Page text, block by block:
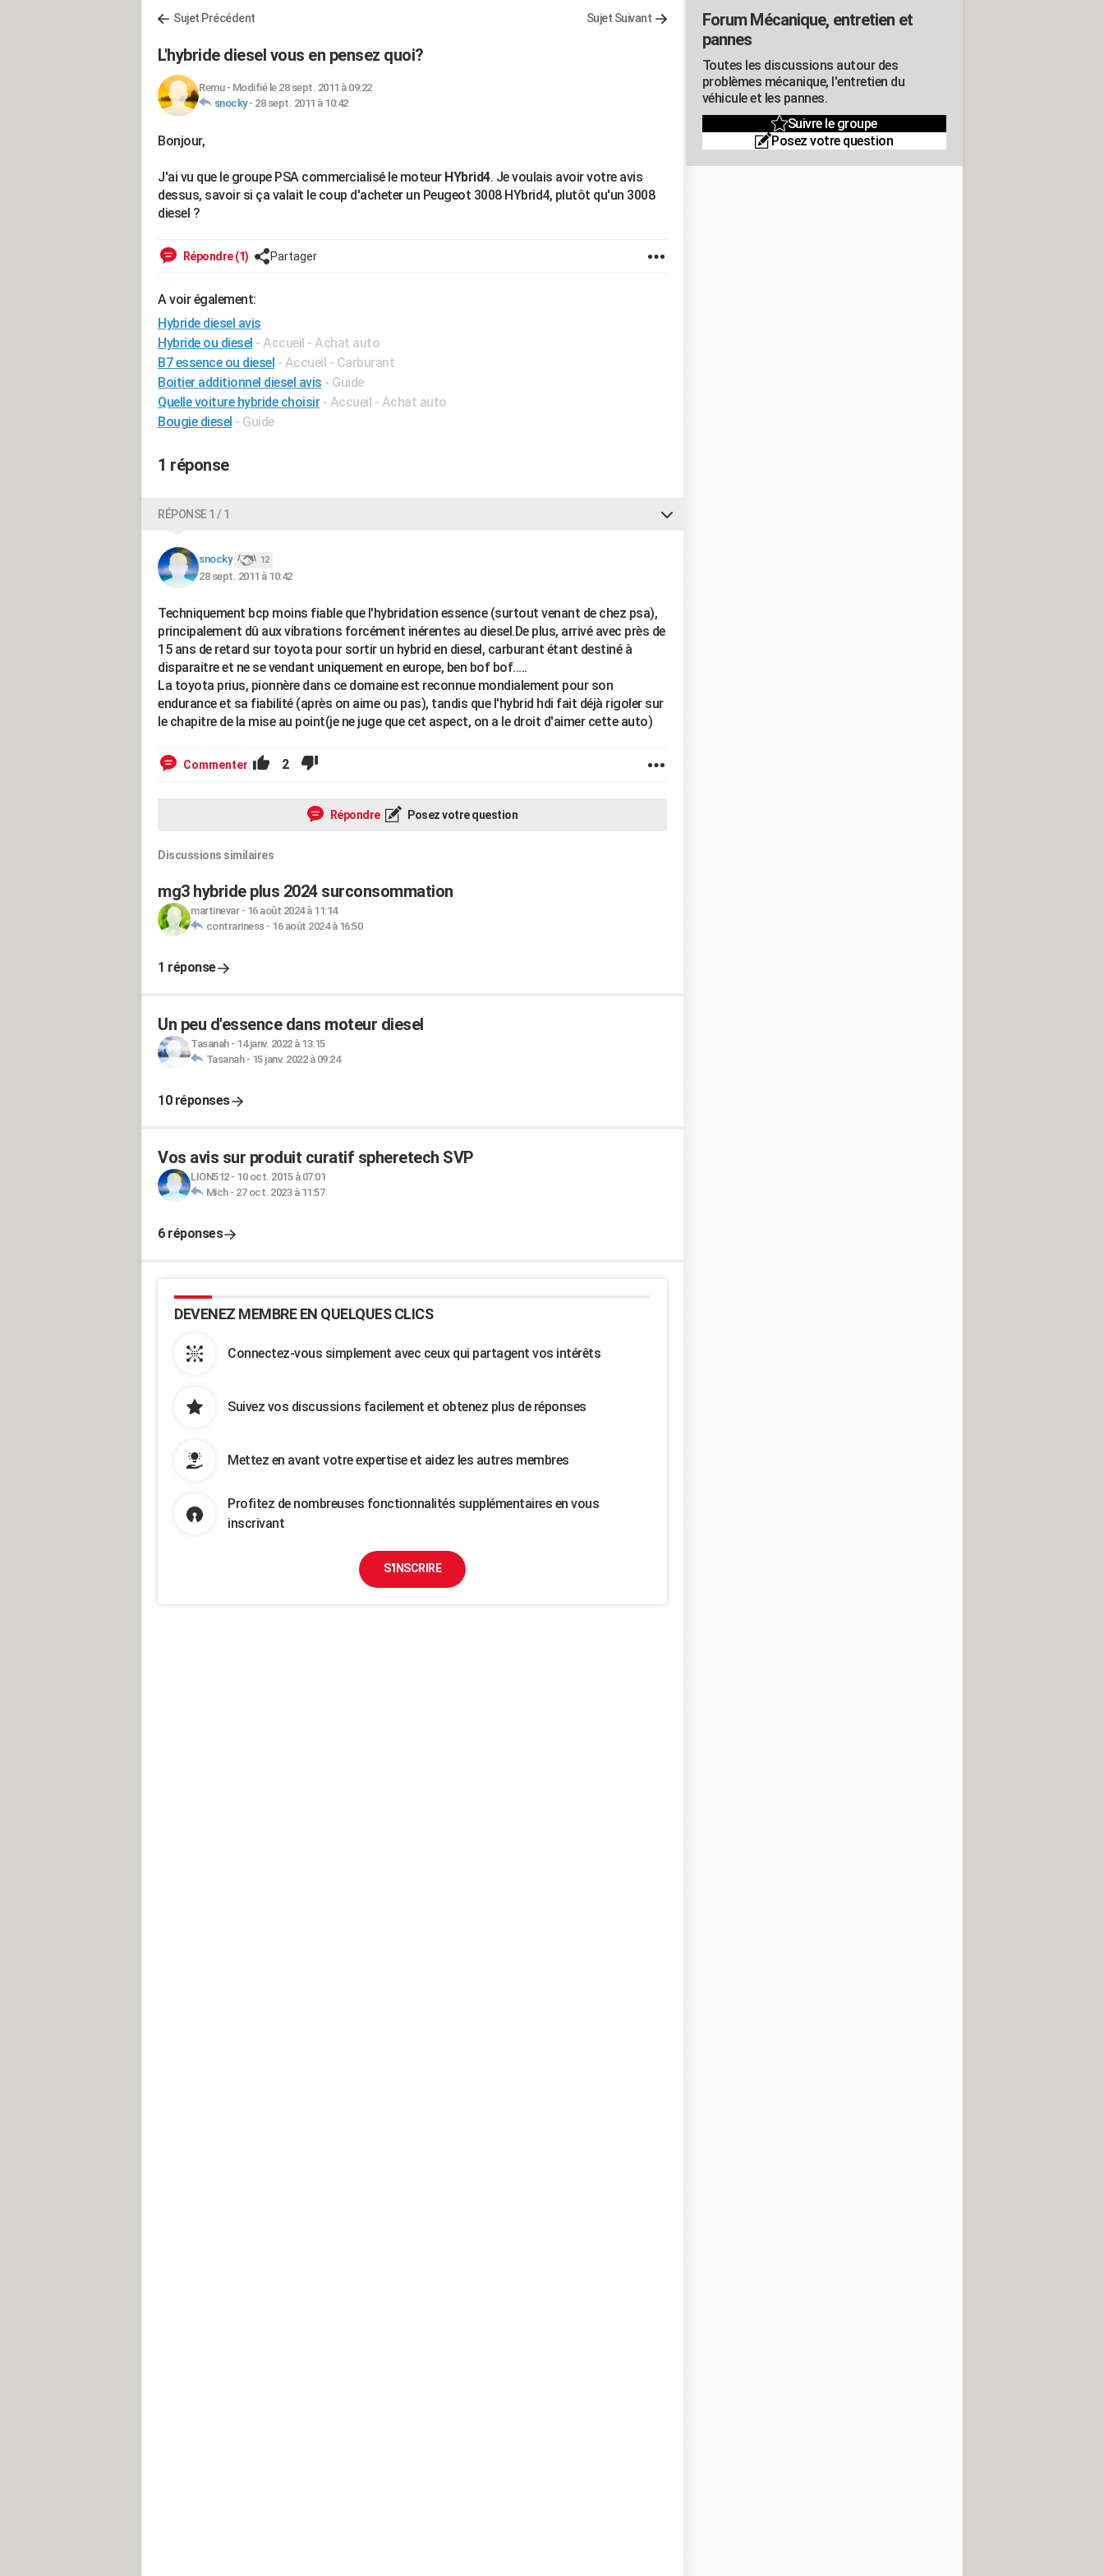
Sujet Précédent Sujet Suivant
L'hybride diesel vous en pensez quoi?
Remu- Modifié le 28 sept. 2011 à 09:22
snocky- 28 sept. 2011 à 10:42
Bonjour,
J'ai vu que le groupe PSA commercialisé le moteur HYbrid4. Je voulais avoir votre avis
dessus, savoir si ça valait le coup d'acheter un Peugeot 3008 HYbrid4, plutôt qu'un 3008
diesel ?
Répondre (1) Partager
A voir également:
Hybride diesel avis
Hybride ou diesel - Accueil - Achat auto
B7 essence ou diesel - Accueil - Carburant
Boitier additionnel diesel avis - Guide
Quelle voiture hybride choisir - Accueil - Achat auto
Bougie diesel - Guide
1 réponse
RÉPONSE 1 / 1
snocky 12
28 sept. 2011 à 10:42
Techniquement bcp moins fiable que l'hybridation essence (surtout venant de chez psa),
principalement dû aux vibrations forcément inérentes au diesel.De plus, arrivé avec près de
15 ans de retard sur toyota pour sortir un hybrid en diesel, carburant étant destiné à
disparaitre et ne se vendant uniquement en europe, ben bof bof.....
La toyota prius, pionnère dans ce domaine est reconnue mondialement pour son
endurance et sa fiabilité (après on aime ou pas), tandis que l'hybrid hdi fait déjà rigoler sur
le chapitre de la mise au point(je ne juge que cet aspect, on a le droit d'aimer cette auto)
Commenter 2
Répondre Posez votre question
Discussions similaires
mg3 hybride plus 2024 surconsommation
martinevar- 16 août 2024 à 11:14
contrariness- 16 août 2024 à 16:50
1 réponse
Un peu d'essence dans moteur diesel
Tasanah- 14 janv. 2022 à 13:15
Tasanah- 15 janv. 2022 à 09:24
10 réponses
Vos avis sur produit curatif spheretech SVP
LION512- 10 oct. 2015 à 07:01
Mich- 27 oct. 2023 à 11:57
6 réponses
DEVENEZ MEMBRE EN QUELQUES CLICS
Connectez-vous simplement avec ceux qui partagent vos intérêts
Suivez vos discussions facilement et obtenez plus de réponses
Mettez en avant votre expertise et aidez les autres membres
Profitez de nombreuses fonctionnalités supplémentaires en vous
inscrivant
S'INSCRIRE
Forum Mécanique, entretien et
pannes
Toutes les discussions autour des
problèmes mécanique, l'entretien du
véhicule et les pannes.
Suivre le groupe
Posez votre question